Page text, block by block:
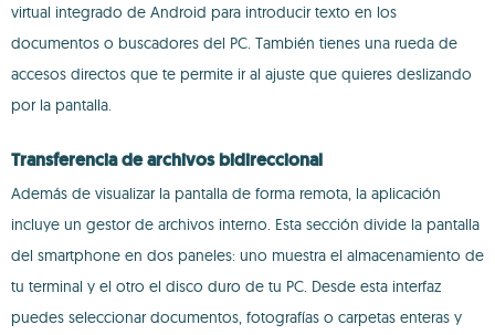
virtual integrado de Android para introducir texto en los
documentos o buscadores del PC. También tienes una rueda de
accesos directos que te permite ir al ajuste que quieres deslizando
por la pantalla.
Transferencia de archivos bidireccional
Además de visualizar la pantalla de forma remota, la aplicación
incluye un gestor de archivos interno. Esta sección divide la pantalla
del smartphone en dos paneles: uno muestra el almacenamiento de
tu terminal y el otro el disco duro de tu PC. Desde esta interfaz
puedes seleccionar documentos, fotografías o carpetas enteras y